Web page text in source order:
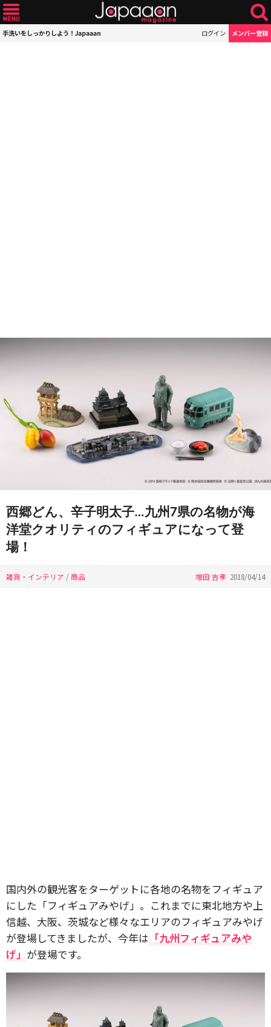
手洗いをしっかりしよう！Japaaan ログイン メンバー登録
西郷どん、辛子明太子…九州7県の名物が海
洋堂クオリティのフィギュアになって登
場！
雑貨・インテリア /商品 増田 吉孝 2018/04/14
国内外の観光客をターゲットに各地の名物をフィギュア
にした「フィギュアみやげ」。これまでに東北地方や上
信越、大阪、茨城など様々なエリアのフィギュアみやげ
が登場してきましたが、今年は 「九州フィギュアみや
げ」 が登場です。